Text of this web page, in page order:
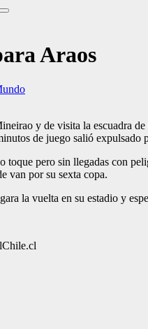
Araos
y de visita la escuadra
de juego salió expulsado
toque pero sin llegadas con
van por su sexta copa.
la vuelta en su estadio y